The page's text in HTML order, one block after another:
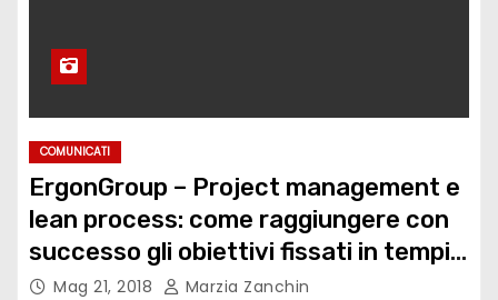
COMUNICATI
ErgonGroup – Project management e
lean process: come raggiungere con
successo gli obiettivi fissati in tempi,
costi e qualità di progetto.
Mag 21, 2018 Marzia Zanchin